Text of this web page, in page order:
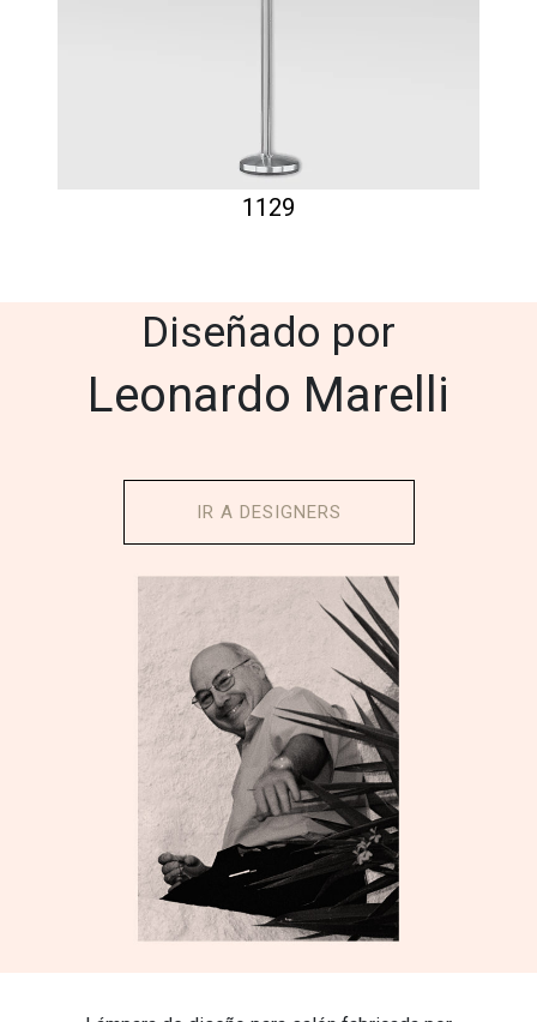
1129
Diseñado por
Leonardo Marelli
IR A DESIGNERS